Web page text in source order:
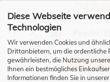
Diese Webseite
Technologien
Wir verwenden Cookies und
Drittanbietern, um die ordentliche
gewährleisten, die Nutzung
Ihnen ein bestmögliches
Informationen finden Sie in unserer